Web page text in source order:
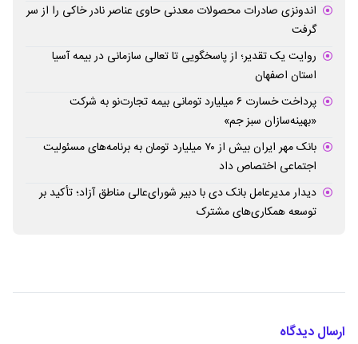
اندونزی صادرات محصولات معدنی حاوی عناصر نادر خاکی را از سر
گرفت
روایت یک تقدیر؛ از پاسخگویی تا تعالی سازمانی در بیمه آسیا
استان اصفهان
پرداخت خسارت ۶ میلیارد تومانی بیمه تجارت‌نو به شرکت
«بهینه‌سازان سبز جم»
بانک مهر ایران بیش از ۷۰ میلیارد تومان به برنامه‌های مسئولیت
اجتماعی اختصاص داد
دیدار مدیرعامل بانک دی با دبیر شورای‌عالی مناطق آزاد؛ تأکید بر
توسعه همکاری‌های مشترک
ارسال دیدگاه